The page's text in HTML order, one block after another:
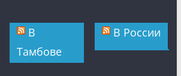
В
Тамбове
В России